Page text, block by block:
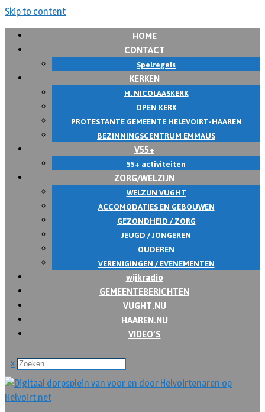
Skip to content
HOME
CONTACT
Spelregels
KERKEN
H. NICOLAASKERK
OPEN KERK
PROTESTANTE GEMEENTE HELEVOIRT-HAAREN
BEZINNINGSCENTRUM EMMAUS
V55+
55+ activiteiten
ZORG/WELZIJN
WELZIJN VUGHT
ACCOMODATIES EN GEBOUWEN
GEZONDHEID / ZORG
JEUGD / JONGEREN
OUDEREN
VERENIGINGEN / EVENEMENTEN
wijkradio
GEMEENTEBERICHTEN
VUGHT.NU
HAAREN.NU
VIDEO’S
x